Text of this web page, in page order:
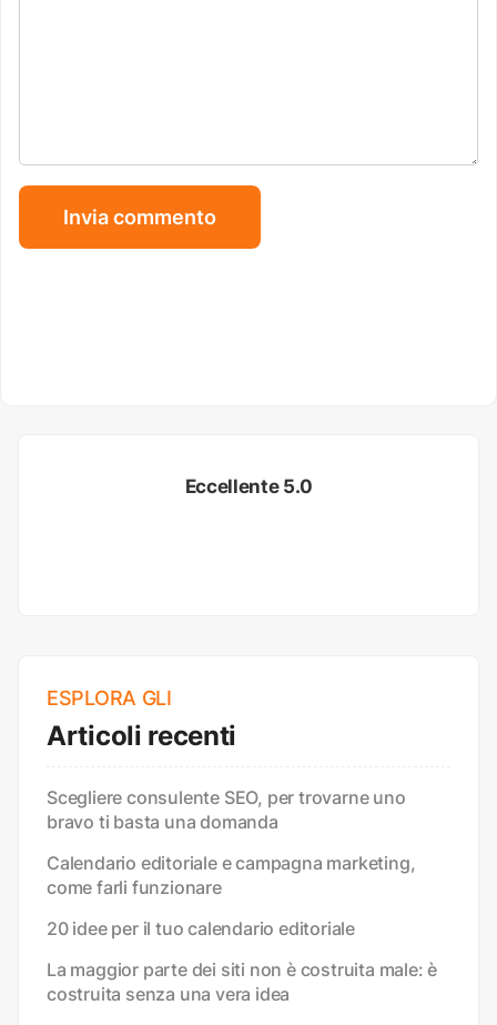
Eccellente 5.0
ESPLORA GLI
Articoli recenti
Scegliere consulente SEO, per trovarne uno
bravo ti basta una domanda
Calendario editoriale e campagna marketing,
come farli funzionare
20 idee per il tuo calendario editoriale
La maggior parte dei siti non è costruita male: è
costruita senza una vera idea